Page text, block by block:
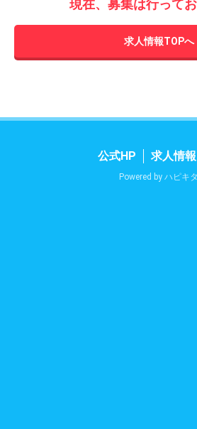
現在、募集は行って
求人情報TOPへ
公式HP 求人情
Powered by ハピキタ